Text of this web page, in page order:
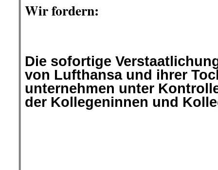
Wir fordern:
Die sofortige
von Lufthansa und ihrer
unternehmen unter
der Kollegeninnen und